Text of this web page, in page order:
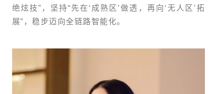
绝炫技”，坚持“先在‘成熟区’做透，再向‘无人区’拓
展”，稳步迈向全链路智能化。